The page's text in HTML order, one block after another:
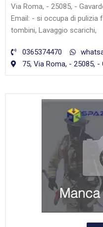
Via Roma, - 25085, -
Email: - si occupa di pulizia
tombini, Lavaggio scarichi,
0365374470
75, Via Roma, - 25085, -